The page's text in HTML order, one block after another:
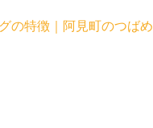
の特徴｜阿見町のつばめ